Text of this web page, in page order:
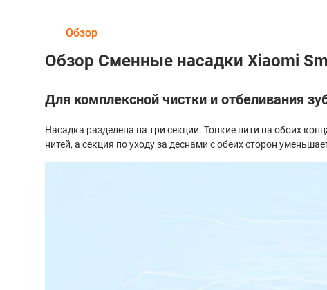
Обзор
Обзор Сменные насадки Xiaomi
Для комплексной чистки и отбеливания
Насадка разделена на три секции. Тонкие нити на обоих
нитей, а секция по уходу за деснами с обеих сторон